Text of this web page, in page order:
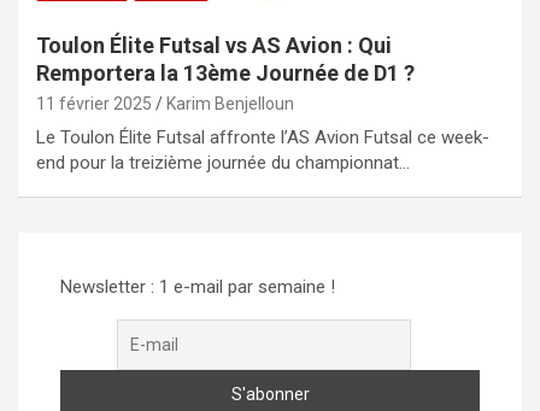
Toulon Élite Futsal vs AS Avion : Qui
Remportera la 13ème Journée de D1 ?
11 février 2025 Karim Benjelloun
Le Toulon Élite Futsal affronte l’AS Avion Futsal ce week-
end pour la treizième journée du championnat…
Newsletter : 1 e-mail par semaine !